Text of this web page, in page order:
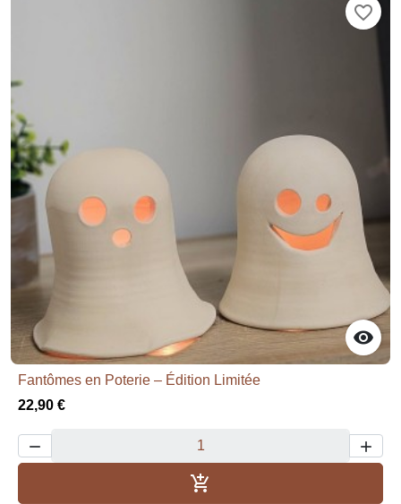

favorite_border
Fantômes en Poterie – Édition Limitée
22,90 €
 
